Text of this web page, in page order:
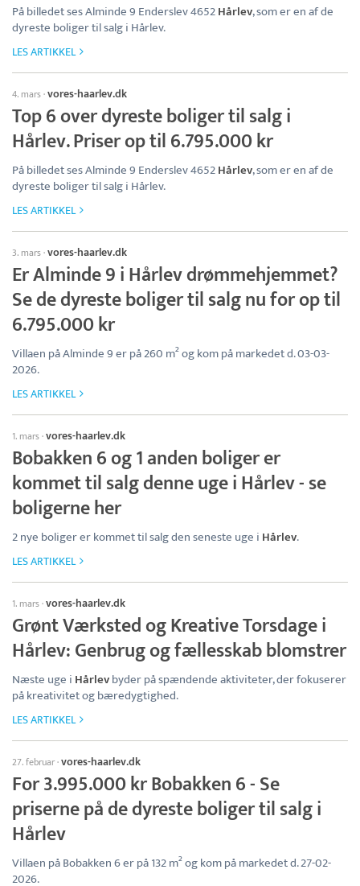
På billedet ses Alminde 9 Enderslev 4652Hårlev, som er en af de
dyreste boliger til salg i Hårlev.
LES ARTIKKEL
4. mars·vores-haarlev.dk
Top 6 over dyreste boliger til salg i
Hårlev. Priser op til 6.795.000 kr
På billedet ses Alminde 9 Enderslev 4652Hårlev, som er en af de
dyreste boliger til salg i Hårlev.
LES ARTIKKEL
3. mars·vores-haarlev.dk
Er Alminde 9 i Hårlev drømmehjemmet?
Se de dyreste boliger til salg nu for op til
6.795.000 kr
Villaen på Alminde 9 er på 260 m² og kom på markedet d. 03-03-
2026.
LES ARTIKKEL
1. mars·vores-haarlev.dk
Bobakken 6 og 1 anden boliger er
kommet til salg denne uge i Hårlev - se
boligerne her
2 nye boliger er kommet til salg den seneste uge i Hårlev.
LES ARTIKKEL
1. mars·vores-haarlev.dk
Grønt Værksted og Kreative Torsdage i
Hårlev: Genbrug og fællesskab blomstrer
Næste uge i Hårlevbyder på spændende aktiviteter, der fokuserer
på kreativitet og bæredygtighed.
LES ARTIKKEL
27. februar·vores-haarlev.dk
For 3.995.000 kr Bobakken 6 - Se
priserne på de dyreste boliger til salg i
Hårlev
Villaen på Bobakken 6 er på 132 m² og kom på markedet d. 27-02-
2026.